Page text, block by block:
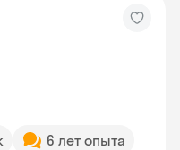
6 лет опыта